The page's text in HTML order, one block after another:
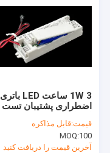
محصولات
نمایش VR
کنترل کیفیت
با ما تماس بگیرید
1W 3 ساعت LED باتری
اضطراری پشتیبان تست
اختیاری با 5 سال گارانتی
قیمت:قابل مذاکره
MOQ:100
آخرین قیمت را دریافت کنید